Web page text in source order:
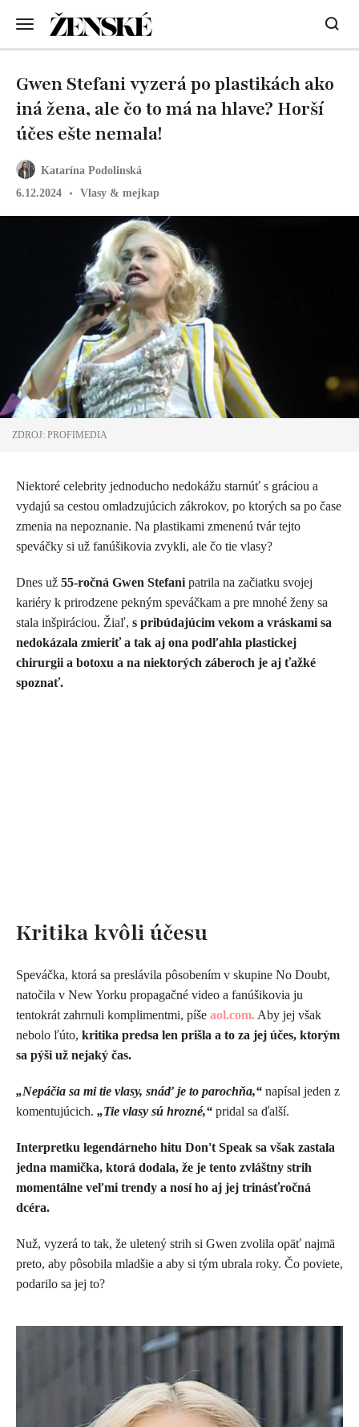
Katarína Podolinská
6.12.2024
Vlasy & mejkap
Gwen Stefani vyzerá po plastikách ako
iná žena, ale čo to má na hlave? Horší
účes ešte nemala!
ZDROJ: PROFIMEDIA
Niektoré celebrity jednoducho nedokážu starnúť s gráciou a
vydajú sa cestou omladzujúcich zákrokov, po ktorých sa po čase
zmenia na nepoznanie. Na plastikami zmenenú tvár tejto
speváčky si už fanúšikovia zvykli, ale čo tie vlasy?
Dnes už 55-ročná Gwen Stefani patrila na začiatku svojej
kariéry k prirodzene pekným speváčkam a pre mnohé ženy sa
stala inšpiráciou. Žiaľ, s pribúdajúcim vekom a vráskami sa
nedokázala zmieriť a tak aj ona podľahla plastickej
chirurgii a botoxu a na niektorých záberoch je aj ťažké
spoznať.
Kritika kvôli účesu
Speváčka, ktorá sa preslávila pôsobením v skupine No Doubt,
natočila v New Yorku propagačné video a fanúšikovia ju
tentokrát zahrnuli komplimentmi, píše aol.com. Aby jej však
nebolo ľúto, kritika predsa len prišla a to za jej účes, ktorým
sa pýši už nejaký čas.
„Nepáčia sa mi tie vlasy, snáď je to parochňa,“ napísal jeden z
komentujúcich. „Tie vlasy sú hrozné,“ pridal sa ďalší.
Interpretku legendárneho hitu Don't Speak sa však zastala
jedna mamička, ktorá dodala, že je tento zvláštny strih
momentálne veľmi trendy a nosí ho aj jej trinásťročná
dcéra.
Nuž, vyzerá to tak, že uletený strih si Gwen zvolila opäť najmä
preto, aby pôsobila mladšie a aby si tým ubrala roky. Čo poviete,
podarilo sa jej to?